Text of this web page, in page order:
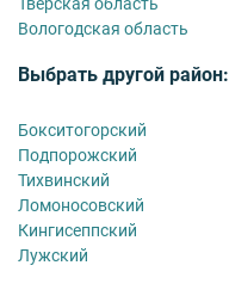
Вологодская область
Выбрать другой район:
Бокситогорский
Подпорожский
Тихвинский
Ломоносовский
Кингисеппский
Лужский